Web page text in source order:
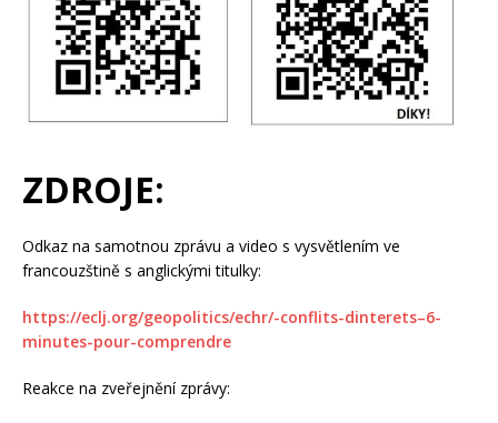
ZDROJE:
Odkaz na samotnou zprávu a video s vysvětlením ve
francouzštině s anglickými titulky:
https://eclj.org/geopolitics/echr/-conflits-dinterets–6-
minutes-pour-comprendre
Reakce na zveřejnění zprávy: